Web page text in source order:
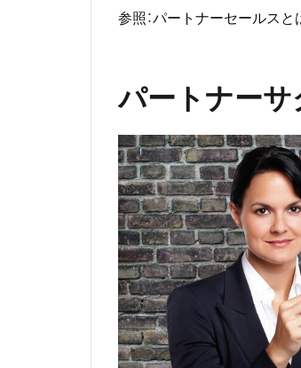
参照：パートナーセールスと
パートナー